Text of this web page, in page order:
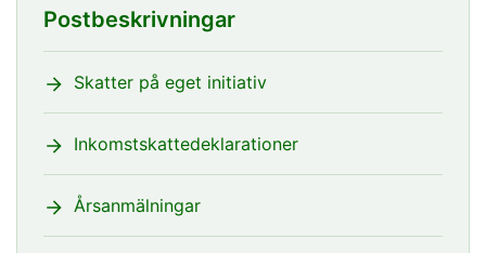
Postbeskrivningar
Skatter på eget initiativ
Inkomstskattedeklarationer
Årsanmälningar